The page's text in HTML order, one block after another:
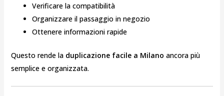
Verificare la compatibilità
Organizzare il passaggio in negozio
Ottenere informazioni rapide
Questo rende la duplicazione facile a Milano ancora più
semplice e organizzata.